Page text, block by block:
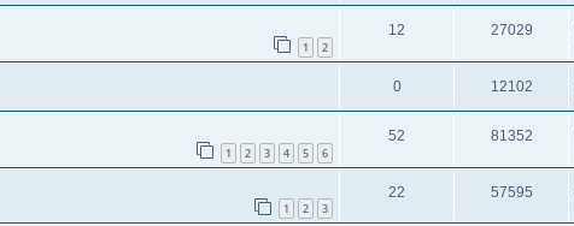
1 2
12 27029
0 12102
1 2 3 4 5 6
52 81352
1 2 3
22 57595